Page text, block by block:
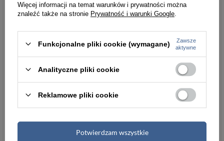
Ilość kieszeni 3
Głębokość [cm] 4
Cechy
kieszeń zewnętrzna
kieszeń na suwak
Więcej informacji na temat warunków i prywatności można
znaleźć także na stronie Prywatność i warunki Google
Funkcjonalne pliki cookie (wymagane)
Zawsze
aktywne
Analityczne pliki cookie
Reklamowe pliki cookie
Potwierdzam wszystkie